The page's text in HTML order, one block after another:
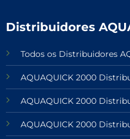
Distribuidores
Todos os Distribuidores
AQUAQUICK 2000
AQUAQUICK 2000
AQUAQUICK 2000